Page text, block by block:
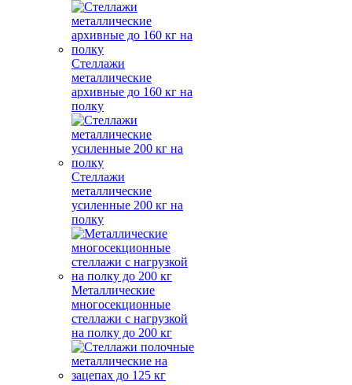
Стеллажи
металлические
архивные до 160 кг на
полку
Стеллажи
металлические
усиленные 200 кг на
полку
Металлические
многосекционные
стеллажи с нагрузкой
на полку до 200 кг